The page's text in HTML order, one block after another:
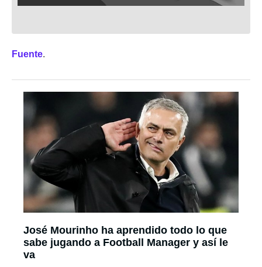
Fuente.
José Mourinho ha aprendido todo lo que
sabe jugando a Football Manager y así le
va